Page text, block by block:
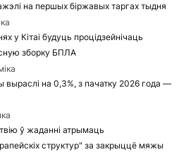
на першых біржавых таргах тыдня
у Кітаі будуць процідзейнічаць
зборку БПЛА
выраслі на 0,3%, з пачатку 2026 года —
ў жаданні атрымаць
структур" за закрыццё мяжы